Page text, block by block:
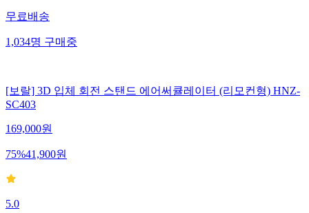
무료배송
1,034명구매중
[보랄] 3D 입체 회전 스탠드 에어써큘레이터 (리모컨형) HNZ-
SC403
169,000원
75%41,900원
5.0